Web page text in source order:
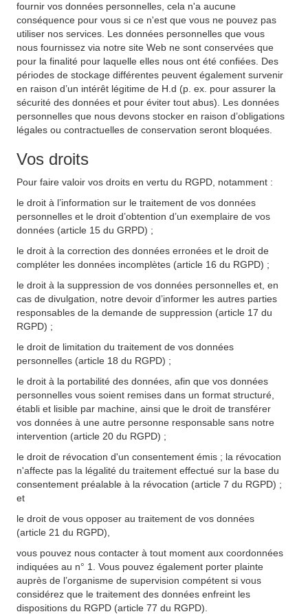
fournir vos données personnelles, cela n'a aucune
conséquence pour vous si ce n'est que vous ne pouvez pas
utiliser nos services. Les données personnelles que vous
nous fournissez via notre site Web ne sont conservées que
pour la finalité pour laquelle elles nous ont été confiées. Des
périodes de stockage différentes peuvent également survenir
en raison d’un intérêt légitime de H.d (p. ex. pour assurer la
sécurité des données et pour éviter tout abus). Les données
personnelles que nous devons stocker en raison d’obligations
légales ou contractuelles de conservation seront bloquées.
Vos droits
Pour faire valoir vos droits en vertu du RGPD, notamment :
le droit à l’information sur le traitement de vos données
personnelles et le droit d’obtention d’un exemplaire de vos
données (article 15 du GRPD) ;
le droit à la correction des données erronées et le droit de
compléter les données incomplètes (article 16 du RGPD) ;
le droit à la suppression de vos données personnelles et, en
cas de divulgation, notre devoir d’informer les autres parties
responsables de la demande de suppression (article 17 du
RGPD) ;
le droit de limitation du traitement de vos données
personnelles (article 18 du RGPD) ;
le droit à la portabilité des données, afin que vos données
personnelles vous soient remises dans un format structuré,
établi et lisible par machine, ainsi que le droit de transférer
vos données à une autre personne responsable sans notre
intervention (article 20 du RGPD) ;
le droit de révocation d'un consentement émis ; la révocation
n'affecte pas la légalité du traitement effectué sur la base du
consentement préalable à la révocation (article 7 du RGPD) ;
et
le droit de vous opposer au traitement de vos données
(article 21 du RGPD),
vous pouvez nous contacter à tout moment aux coordonnées
indiquées au n° 1. Vous pouvez également porter plainte
auprès de l’organisme de supervision compétent si vous
considérez que le traitement des données enfreint les
dispositions du RGPD (article 77 du RGPD).